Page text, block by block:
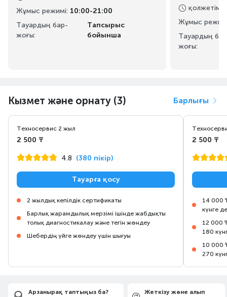
Жұмыс режимі: 10:00-21:00
Тауардың бар-
жоғы:
Тапсырыс
бойынша
қолжетімді
Жұмыс
Тауардың
жоғы:
Кызмет және орнату (3) Барлығы
Техносервис 2 жыл
2 500 ₸
4.8 (380 пікір)
Тауарға қосу
2 жылдық кепілдік сертификаты
Барлық жарамдылық мерзімі ішінде жабдықты
толық диагностикалау және тегін жөндеу
Шебердің үйге жөндеу үшін шығуы
2 500 ₸
14 000
күнге
12 000
180
10 000
270
Арзанырақ таптыңыз ба?
Жеткізу және алып